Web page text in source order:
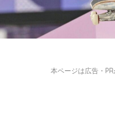
本ページは広告・